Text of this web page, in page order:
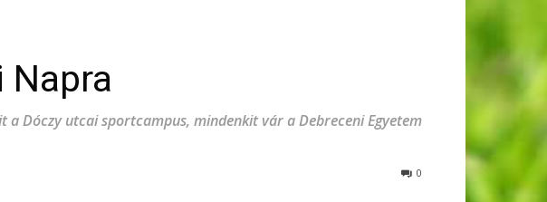
Napra
Dóczy utcai sportcampus, mindenkit vár a Debreceni Egyetem
0